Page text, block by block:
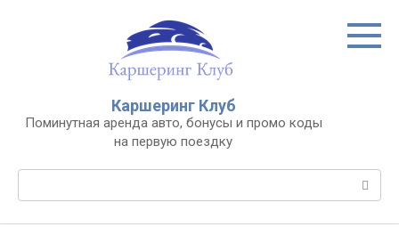
Каршеринг Клуб
Поминутная аренда авто, бонусы и промо коды
на первую поездку
Поиск: